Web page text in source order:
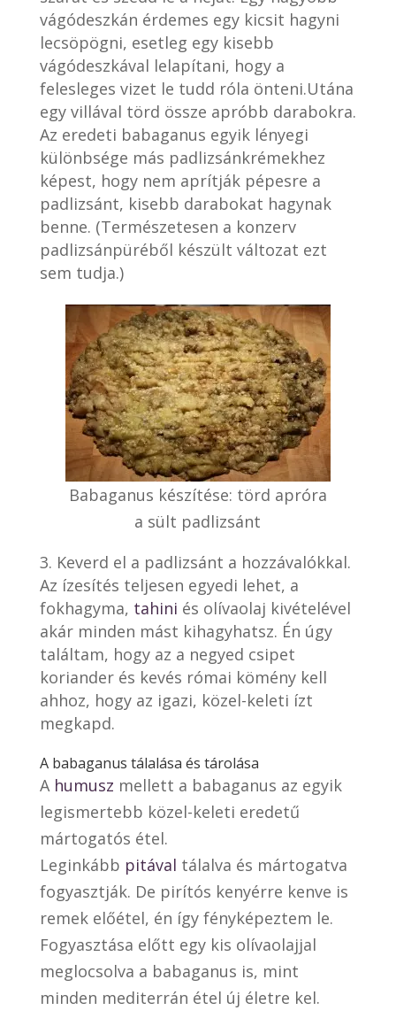
vágódeszkán érdemes egy kicsit hagyni
lecsöpögni, esetleg egy kisebb
vágódeszkával lelapítani, hogy a
felesleges vizet le tudd róla önteni.Utána
egy villával törd össze apróbb darabokra.
Az eredeti babaganus egyik lényegi
különbsége más padlizsánkrémekhez
képest, hogy nem aprítják pépesre a
padlizsánt, kisebb darabokat hagynak
benne. (Természetesen a konzerv
padlizsánpüréből készült változat ezt
sem tudja.)
Babaganus készítése: törd apróra
a sült padlizsánt
Keverd el a padlizsánt a hozzávalókkal.
Az ízesítés teljesen egyedi lehet, a
fokhagyma, tahini és olívaolaj kivételével
akár minden mást kihagyhatsz. Én úgy
találtam, hogy az a negyed csipet
koriander és kevés római kömény kell
ahhoz, hogy az igazi, közel-keleti ízt
megkapd.
A babaganus tálalása és tárolása
A humusz mellett a babaganus az egyik
legismertebb közel-keleti eredetű
mártogatós étel.
Leginkább pitával tálalva és mártogatva
fogyasztják. De pirítós kenyérre kenve is
remek előétel, én így fényképeztem le.
Fogyasztása előtt egy kis olívaolajjal
meglocsolva a babaganus is, mint
minden mediterrán étel új életre kel.